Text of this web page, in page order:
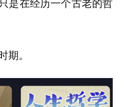
是在经历一个古老的哲
。